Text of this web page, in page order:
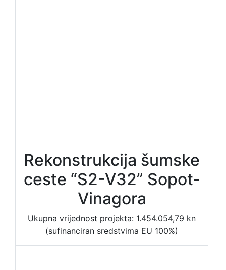
Rekonstrukcija šumske
ceste “S2-V32” Sopot-
Vinagora
Ukupna vrijednost projekta: 1.454.054,79 kn
(sufinanciran sredstvima EU 100%)